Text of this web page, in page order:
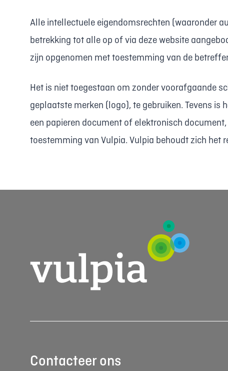
Alle intellectuele eigendomsrechten (waaronder
betrekking tot alle op of via deze website
zijn opgenomen met toestemming van de
Het is niet toegestaan om zonder voorafgaande
geplaatste merken (logo), te gebruiken. Tevens is
een papieren document of elektronisch
toestemming van Vulpia. Vulpia behoudt zich het
Contacteer ons